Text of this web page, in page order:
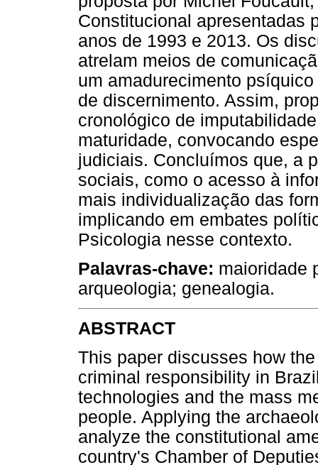
Constitucional apresentadas
anos de 1993 e 2013. Os
atrelam meios de
um amadurecimento
de discernimento. Assim,
cronológico de
maturidade, convocando
judiciais. Concluímos que, a
sociais, como o acesso à
mais individualização das
implicando em embates
Psicologia nesse contexto.
Palavras-chave: maioridade
arqueologia; genealogia.
ABSTRACT
This paper discusses how
criminal responsibility in
technologies and the mass
people. Applying the
analyze the constitutional
country's Chamber of